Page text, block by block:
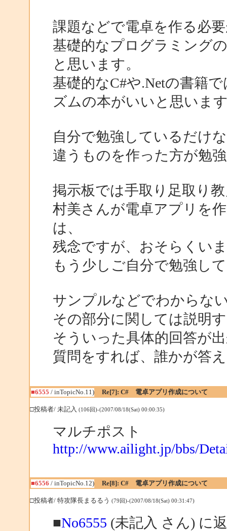
課題などで電卓を作る必
基礎的なプログラミング
と思います。
基礎的なC#や.Netの書籍
ズムの本がいいと思いま
自分で勉強しているだけ
違うものを作った方が勉
掲示板では手取り足取り
村美さんが電卓アプリを
は、
残念ですが、おそらくい
もう少しご自分で勉強し
サンプルなどでわからな
その部分に関しては説明
そういった具体的回答が
質問をすれば、誰かが答
■6555 / inTopicNo.11) Re[7]: C# 電卓アプリ作成について
□投稿者/ 未記入 (106回)-(2007/08/18(Sat) 00:00:35)
マルチポスト
http://www.ailight.jp/bbs/
■6556 / inTopicNo.12) Re[8]: C# 電卓アプリ作成について
□投稿者/ 特攻隊長まるるう (79回)-(2007/08/18(Sat) 00:31:47)
■No6555 (未記入 さん) に